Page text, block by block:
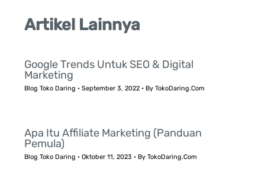
Artikel Lainnya
Google Trends Untuk SEO & Digital
Marketing
Blog Toko Daring •September 3, 2022 • ByTokoDaring.Com
Apa Itu Affiliate Marketing (Panduan
Pemula)
Blog Toko Daring •Oktober 11, 2023 • ByTokoDaring.Com